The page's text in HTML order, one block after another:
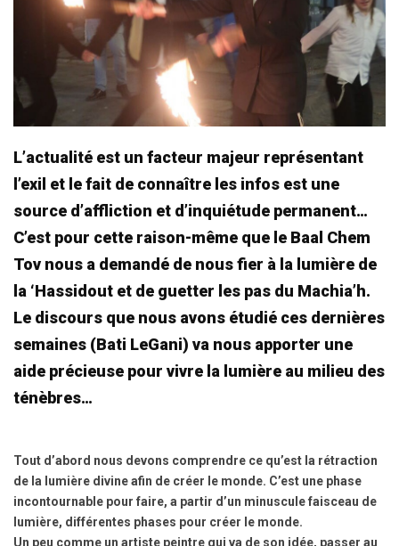
L’actualité est un facteur majeur représentant
l’exil et le fait de connaître les infos est une
source d’affliction et d’inquiétude permanent…
C’est pour cette raison-même que le Baal Chem
Tov nous a demandé de nous fier à la lumière de
la ‘Hassidout et de guetter les pas du Machia’h.
Le discours que nous avons étudié ces dernières
semaines (Bati LeGani) va nous apporter une
aide précieuse pour vivre la lumière au milieu des
ténèbres…
Tout d’abord nous devons comprendre ce qu’est la rétraction
de la lumière divine afin de créer le monde. C’est une phase
incontournable pour faire, a partir d’un minuscule faisceau de
lumière, différentes phases pour créer le monde.
Un peu comme un artiste peintre qui va de son idée, passer au